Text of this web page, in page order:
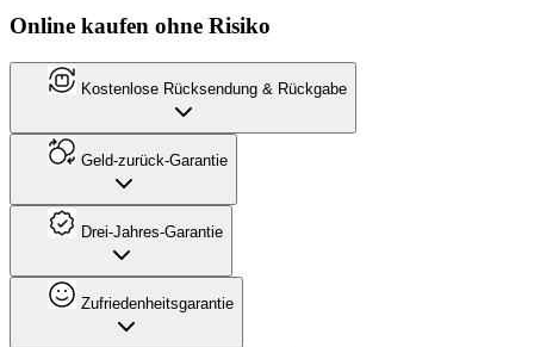
Online kaufen ohne Risiko
Kostenlose Rücksendung & Rückgabe
Geld-zurück-Garantie
Drei-Jahres-Garantie
Zufriedenheitsgarantie